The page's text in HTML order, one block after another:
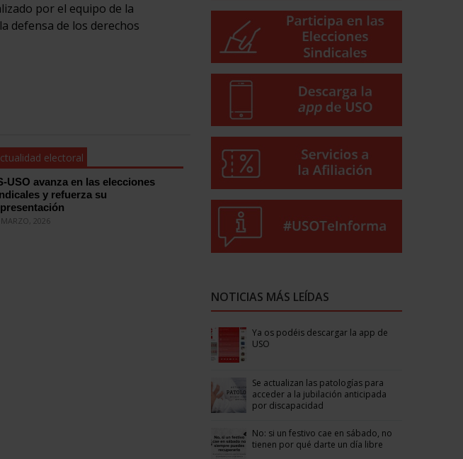
por el equipo de la
defensa de los derechos
electoral
USO avanza en las elecciones
y refuerza su
MARZO, 2026
NOTICIAS MÁS LEÍDAS
Ya os podéis descargar la app de
USO
Se actualizan las patologías para
acceder a la jubilación anticipada
por discapacidad
No: si un festivo cae en sábado, no
tienen por qué darte un día libre